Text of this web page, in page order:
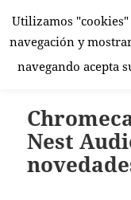
El Rincón
Nest
Utilizamos
navegación y
navegando acepta